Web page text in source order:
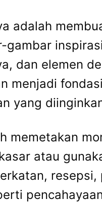
adalah
gambar
dan elemen
menjadi
yang
memetakan
atau